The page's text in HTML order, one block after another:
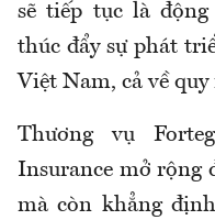
sẽ tiếp tục là
thúc đẩy sự phát
Việt Nam, cả về
Thương vụ
Insurance mở rộng
mà còn khẳng